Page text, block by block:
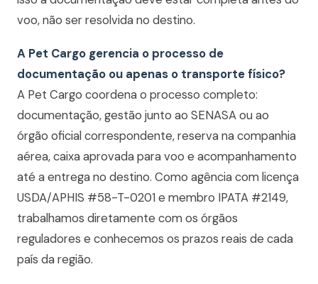
voo, não ser resolvida no destino.
A Pet Cargo gerencia o processo de
documentação ou apenas o transporte físico?
A Pet Cargo coordena o processo completo:
documentação, gestão junto ao SENASA ou ao
órgão oficial correspondente, reserva na companhia
aérea, caixa aprovada para voo e acompanhamento
até a entrega no destino. Como agência com licença
USDA/APHIS #58-T-0201 e membro IPATA #2149,
trabalhamos diretamente com os órgãos
reguladores e conhecemos os prazos reais de cada
país da região.